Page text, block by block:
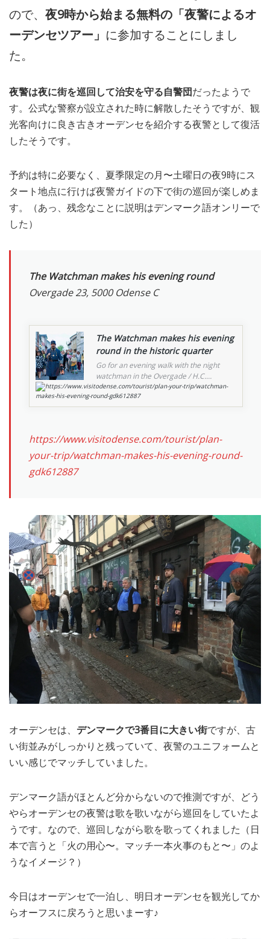
ので、 夜9時から始まる無料の「夜警によるオ
ーデンセツアー」 に参加することにしまし
た。
夜警は夜に街を巡回して治安を守る自警団だったようで
す。公式な警察が設立された時に解散したそうですが、観
光客向けに良き古きオーデンセを紹介する夜警として復活
したそうです。
予約は特に必要なく、夏季限定の月〜土曜日の夜9時にス
タート地点に行けば夜警ガイドの下で街の巡回が楽しめま
す。（あっ、残念なことに説明はデンマーク語オンリーで
した）
The Watchman makes his evening round
Overgade 23, 5000 Odense C
The Watchman makes his evening
round in the historic quarter
Go for an evening walk with the night
watchman in the Overgade / H.C.
Andersen Quarter. The walk starts in
Overgade at "Den Gamle Kro" at 9 pm.
https://www.visitodense.com/tourist/plan-your-trip/watchman-
makes-his-evening-round-gdk612887
https://www.visitodense.com/tourist/plan-
your-trip/watchman-makes-his-evening-round-
gdk612887
オーデンセは、 デンマークで3番目に大きい街ですが、古
い街並みがしっかりと残っていて、夜警のユニフォームと
いい感じでマッチしていました。
デンマーク語がほとんど分からないので推測ですが、どう
やらオーデンセの夜警は歌を歌いながら巡回をしていたよ
うです。なので、巡回しながら歌を歌ってくれました（日
本で言うと「火の用心〜。マッチ一本火事のもと〜」のよ
うなイメージ？）
今日はオーデンセで一泊し、明日オーデンセを観光してか
らオーフスに戻ろうと思いまーす♪